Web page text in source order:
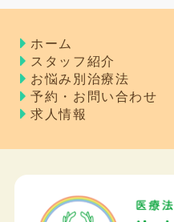
ホーム
スタッフ紹介
お悩み別治療法
予約・お問い合わせ
求人情報